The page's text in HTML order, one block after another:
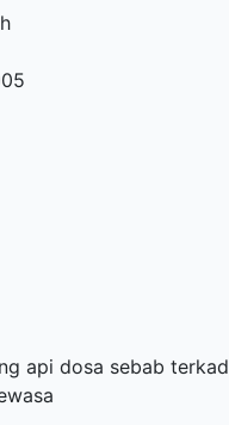
api dosa sebab